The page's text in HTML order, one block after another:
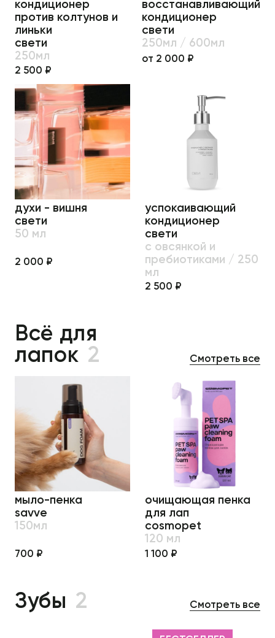
кондиционер
против колтунов и
линьки
свети
250мл
2 500 ₽
восстанавливающий
кондиционер
свети
250мл / 600мл
от 2 000 ₽
духи - вишня
свети
50 мл
2 000 ₽
успокаивающий
кондиционер
свети
с овсянкой и
пребиотиками / 250
мл
2 500 ₽
Всё для
лапок 2 Смотреть все
мыло-пенка
savve
150мл
700 ₽
очищающая пенка
для лап
cosmopet
120 мл
1 100 ₽
Зубы 2 Смотреть все